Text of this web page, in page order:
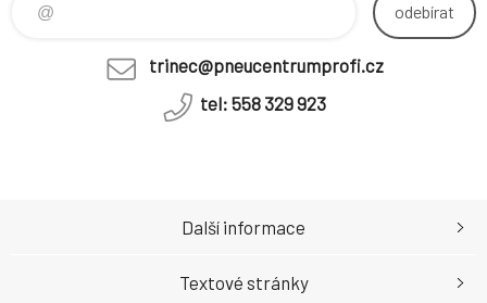
odebírat
trinec@pneucentrumprofi.cz
tel: 558 329 923
Další informace
Textové stránky